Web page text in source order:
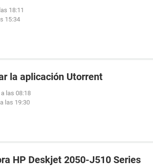
18:11
15:34
la aplicación Utorrent
las 08:18
las 19:30
HP Deskjet 2050-J510 Series